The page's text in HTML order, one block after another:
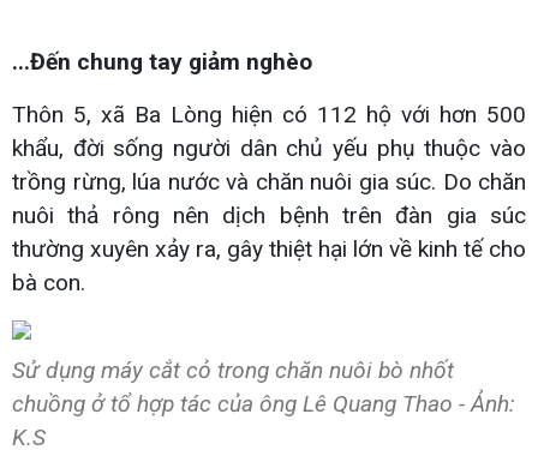
...Đến chung tay giảm nghèo
Thôn 5, xã Ba Lòng hiện có 112 hộ với hơn 500
khẩu, đời sống người dân chủ yếu phụ thuộc vào
trồng rừng, lúa nước và chăn nuôi gia súc. Do chăn
nuôi thả rông nên dịch bệnh trên đàn gia súc
thường xuyên xảy ra, gây thiệt hại lớn về kinh tế cho
bà con.
Sử dụng máy cắt cỏ trong chăn nuôi bò nhốt
chuồng ở tổ hợp tác của ông Lê Quang Thao - Ảnh:
K.S